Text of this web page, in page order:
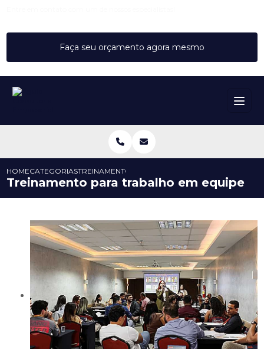
Faça seu orçamento agora mesmo
HOMECATEGORIASTREINAMENTO PARA TRABALHO EM EQUIPE
Treinamento para trabalho em equipe